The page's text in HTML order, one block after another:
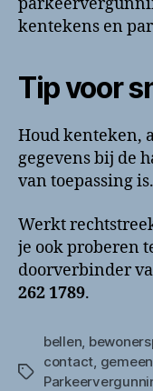
kentekens en
Tip voor
Houd kenteken,
gegevens bij de
van toepassing is.
Werkt
je ook proberen
doorverbinder
262 1789.
Tags
bellen
contact